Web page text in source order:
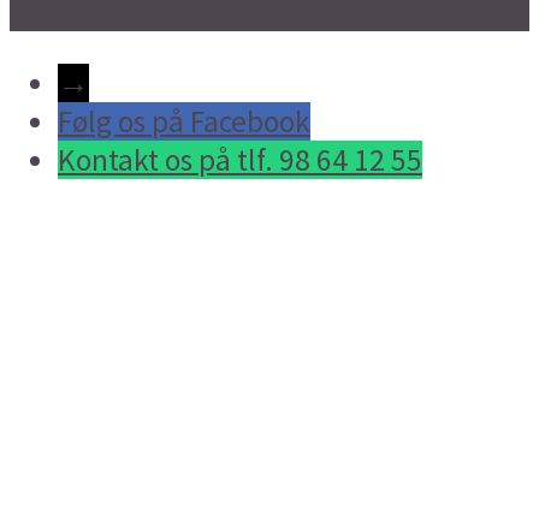
→
Følg os på Facebook
Kontakt os på tlf. 98 64 12 55